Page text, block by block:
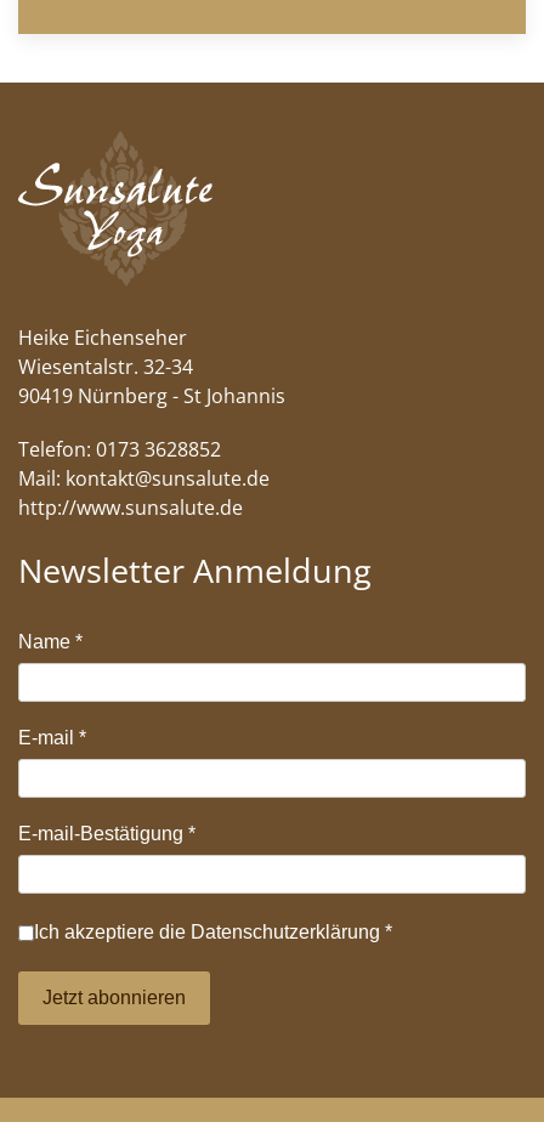
Heike Eichenseher
Wiesentalstr. 32-34
90419 Nürnberg - St Johannis
Telefon: 0173 3628852
Mail: kontakt@sunsalute.de
http://www.sunsalute.de
Newsletter Anmeldung
Name *
E-mail *
E-mail-Bestätigung *
Datenschutz*
Ich akzeptiere die Datenschutzerklärung *
Jetzt abonnieren